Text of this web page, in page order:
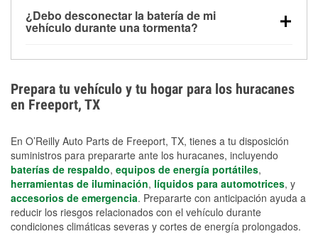
días después de la exposición.
para aplicaciones de ciclo profundo porque son
selladas, resistentes a las vibraciones y más
¿Debo desconectar la batería de mi
vehículo durante una tormenta?
los daños por inundación. Evitar el agua estancada y
preparar opciones de carga de respaldo son
medidas de protección más efectivas.
Prepara tu vehículo y tu hogar para los huracanes
en Freeport, TX
En O’Reilly Auto Parts de Freeport, TX, tienes a tu disposición
suministros para prepararte ante los huracanes, incluyendo
baterías de respaldo, equipos de energía portátiles,
herramientas de iluminación, líquidos para automotrices, y
accesorios de emergencia. Prepararte con anticipación ayuda a
reducir los riesgos relacionados con el vehículo durante
condiciones climáticas severas y cortes de energía prolongados.